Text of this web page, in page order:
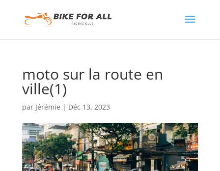
moto sur la route en
ville(1)
par Jérémie | Déc 13, 2023